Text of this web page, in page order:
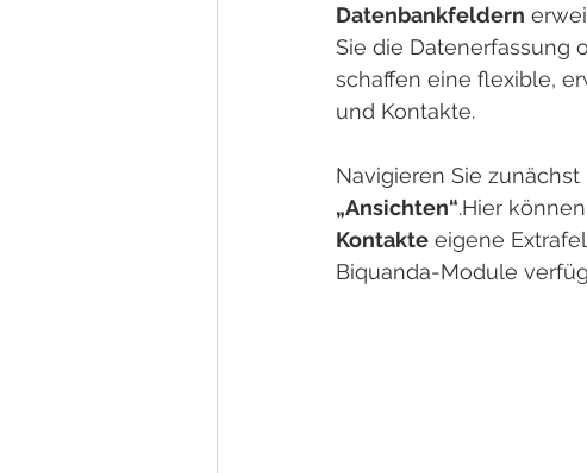
Datenbankfeldern
Sie die Datenerfassung
schaffen eine flexible,
und Kontakte.
Navigieren Sie zunächst
„Ansichten“.Hier
Kontakte eigene
Biquanda-Module